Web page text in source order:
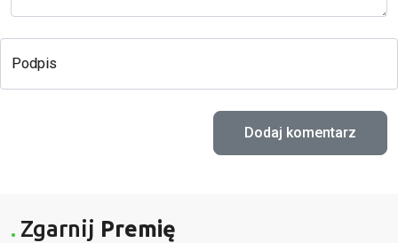
Podpis
Zgarnij Premię